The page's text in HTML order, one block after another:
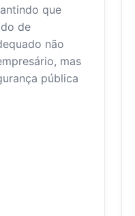
que
de
não
mas
pública